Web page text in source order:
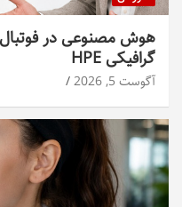
هوش مصنوعی در
گرافیکی HPE
آگوست 5, 2026